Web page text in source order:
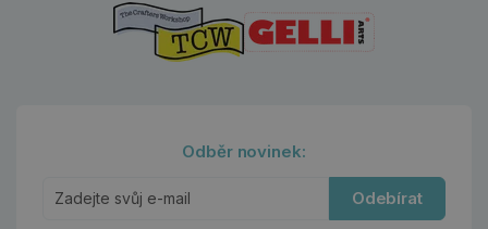
Odběr novinek:
Odebírat